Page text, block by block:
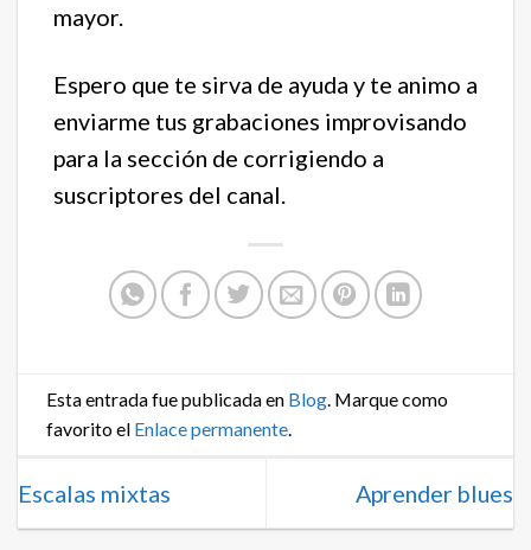
mayor.
Espero que te sirva de ayuda y te animo a
enviarme tus grabaciones improvisando
para la sección de corrigiendo a
suscriptores del canal.
Esta entrada fue publicada en Blog. Marque como
favorito el Enlace permanente.
Escalas mixtas Aprender blues